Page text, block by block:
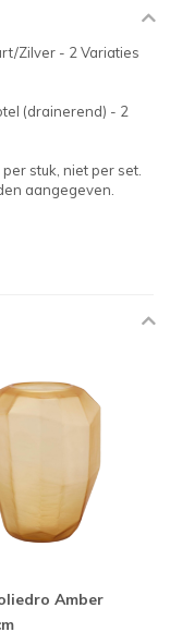
Zilver - 2 Variaties
(drainerend) - 2
stuk, niet per set.
aangegeven.
Amber